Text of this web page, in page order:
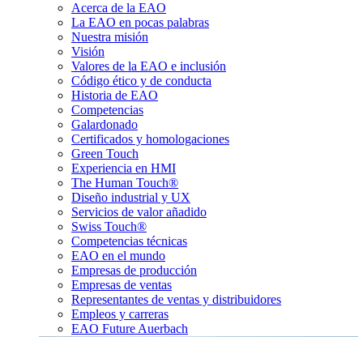
Acerca de la EAO
La EAO en pocas palabras
Nuestra misión
Visión
Valores de la EAO e inclusión
Código ético y de conducta
Historia de EAO
Competencias
Galardonado
Certificados y homologaciones
Green Touch
Experiencia en HMI
The Human Touch®
Diseño industrial y UX
Servicios de valor añadido
Swiss Touch®
Competencias técnicas
EAO en el mundo
Empresas de producción
Empresas de ventas
Representantes de ventas y distribuidores
Empleos y carreras
EAO Future Auerbach